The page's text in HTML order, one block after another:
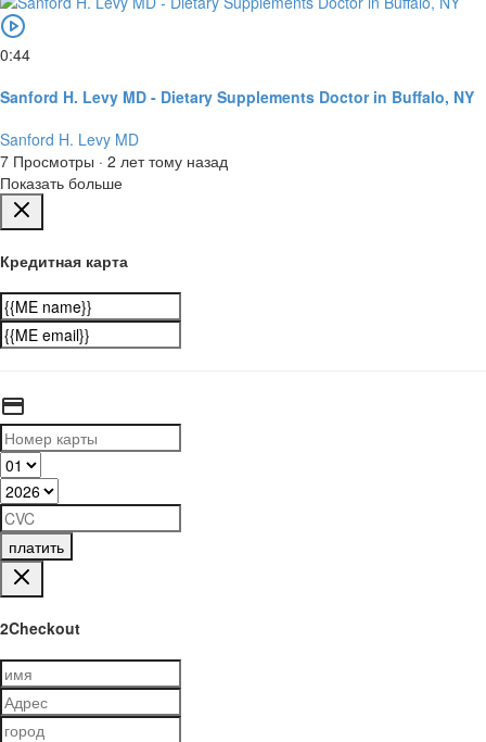
0:44
Sanford H. Levy MD - Dietary Supplements Doctor in Buffalo, NY
Sanford H. Levy MD
7 Просмотры · 2 лет тому назад
Показать больше
Кредитная карта
платить
2Checkout